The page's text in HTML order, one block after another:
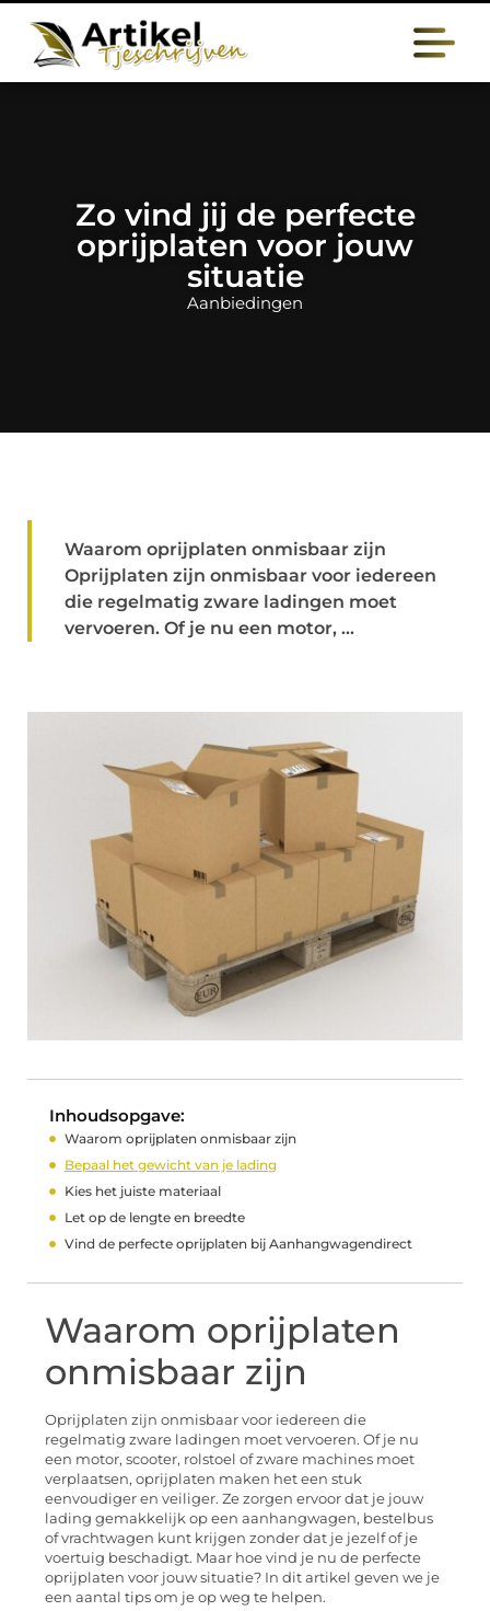
Zo vind jij de perfecte
oprijplaten voor jouw
situatie
Aanbiedingen
Waarom oprijplaten onmisbaar zijn
Oprijplaten zijn onmisbaar voor iedereen
die regelmatig zware ladingen moet
vervoeren. Of je nu een motor, ...
Inhoudsopgave:
Waarom oprijplaten onmisbaar zijn
Bepaal het gewicht van je lading
Kies het juiste materiaal
Let op de lengte en breedte
Vind de perfecte oprijplaten bij Aanhangwagendirect
Waarom oprijplaten
onmisbaar zijn
Oprijplaten zijn onmisbaar voor iedereen die
regelmatig zware ladingen moet vervoeren. Of je nu
een motor, scooter, rolstoel of zware machines moet
verplaatsen, oprijplaten maken het een stuk
eenvoudiger en veiliger. Ze zorgen ervoor dat je jouw
lading gemakkelijk op een aanhangwagen, bestelbus
of vrachtwagen kunt krijgen zonder dat je jezelf of je
voertuig beschadigt. Maar hoe vind je nu de perfecte
oprijplaten voor jouw situatie? In dit artikel geven we je
een aantal tips om je op weg te helpen.